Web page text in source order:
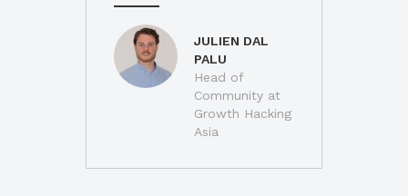
JULIEN DAL
PALU
Head of
Community at
Growth Hacking
Asia